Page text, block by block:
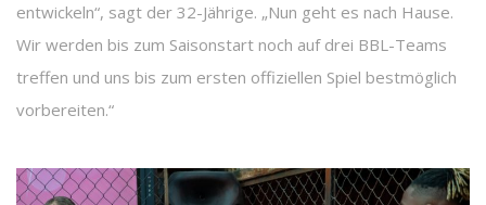
entwickeln“, sagt der 32-Jährige. „Nun geht es nach Hause.
Wir werden bis zum Saisonstart noch auf drei BBL-Teams
treffen und uns bis zum ersten offiziellen Spiel bestmöglich
vorbereiten.“